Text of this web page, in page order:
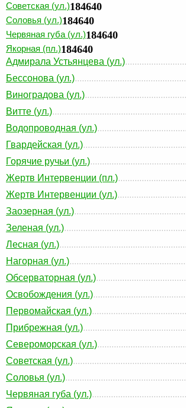
Советская (ул.)184640
Соловья (ул.)184640
Червяная губа (ул.)184640
Якорная (пл.)184640
Адмирала Устьянцева (ул.)
Бессонова (ул.)
Виноградова (ул.)
Витте (ул.)
Водопроводная (ул.)
Гвардейская (ул.)
Горячие ручьи (ул.)
Жертв Интервенции (пл.)
Жертв Интервенции (ул.)
Заозерная (ул.)
Зеленая (ул.)
Лесная (ул.)
Нагорная (ул.)
Обсерваторная (ул.)
Освобождения (ул.)
Первомайская (ул.)
Прибрежная (ул.)
Североморская (ул.)
Советская (ул.)
Соловья (ул.)
Червяная губа (ул.)